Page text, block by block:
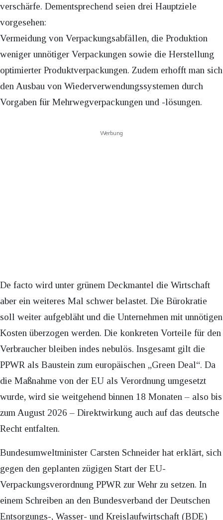
verschärfe. Dementsprechend seien drei Hauptziele
vorgesehen:
Vermeidung von Verpackungsabfällen, die Produktion
weniger unnötiger Verpackungen sowie die Herstellung
optimierter Produktverpackungen. Zudem erhofft man sich
den Ausbau von Wiederverwendungssystemen durch
Vorgaben für Mehrwegverpackungen und -lösungen.
Werbung
De facto wird unter grünem Deckmantel die Wirtschaft
aber ein weiteres Mal schwer belastet. Die Bürokratie
soll weiter aufgebläht und die Unternehmen mit unnötigen
Kosten überzogen werden. Die konkreten Vorteile für den
Verbraucher bleiben indes nebulös. Insgesamt gilt die
PPWR als Baustein zum europäischen „Green Deal“. Da
die Maßnahme von der EU als Verordnung umgesetzt
wurde, wird sie weitgehend binnen 18 Monaten – also bis
zum August 2026 – Direktwirkung auch auf das deutsche
Recht entfalten.
Bundesumweltminister Carsten Schneider hat erklärt, sich
gegen den geplanten zügigen Start der EU-
Verpackungsverordnung PPWR zur Wehr zu setzen. In
einem Schreiben an den Bundesverband der Deutschen
Entsorgungs-, Wasser- und Kreislaufwirtschaft (BDE)